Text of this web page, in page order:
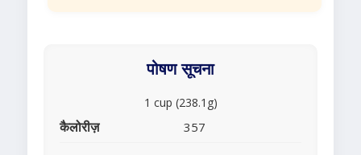
पोषण सूचना
1 cup (238.1g)
कैलोरीज़ 357